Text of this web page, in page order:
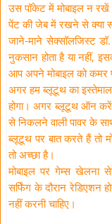
उस पॉकेट में मोबाइल न
पेंट की जेब में रखने से क्या
जाने-माने सेक्सॉलजिस्ट
नुकसान होता है या नहीं,
आप अपने मोबाइल को कमर
अगर हम ब्लूटूथ का इस्तेमाल
होगा। अगर ब्लूटूथ ऑन
से निकलने वाली पावर के
ब्लूटूथ पर बात करते हैं तो
तो अच्छा है।
मोबाइल पर गेम्स खेलना
सर्फिंग के दौरान रेडिएशन
नहीं करनी चाहिए।